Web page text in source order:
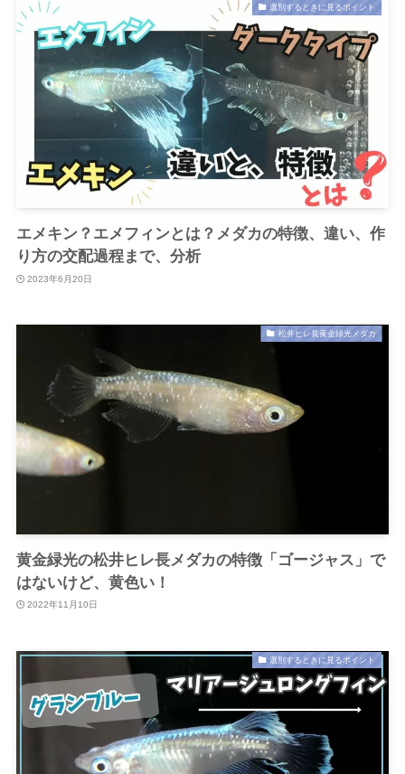
選別するときに見るポイント
エメキン？エメフィンとは？メダカの特徴、違い、作
り方の交配過程まで、分析
2023年6月20日
松井ヒレ長黄金緑光メダカ
黄金緑光の松井ヒレ長メダカの特徴「ゴージャス」で
はないけど、黄色い！
2022年11月10日
選別するときに見るポイント